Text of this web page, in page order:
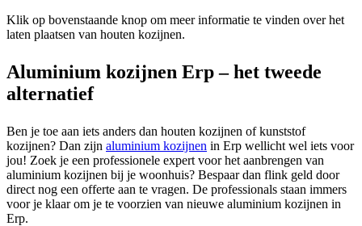
Klik op bovenstaande knop om meer informatie te vinden over het
laten plaatsen van houten kozijnen.
Aluminium kozijnen Erp – het tweede
alternatief
Ben je toe aan iets anders dan houten kozijnen of kunststof
kozijnen? Dan zijn aluminium kozijnen in Erp wellicht wel iets voor
jou! Zoek je een professionele expert voor het aanbrengen van
aluminium kozijnen bij je woonhuis? Bespaar dan flink geld door
direct nog een offerte aan te vragen. De professionals staan immers
voor je klaar om je te voorzien van nieuwe aluminium kozijnen in
Erp.